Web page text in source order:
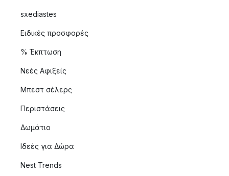
sxediastes
Ειδικές προσφορές
% Έκπτωση
Νεές Αφιξείς
Μπεστ σέλερς
Περιστάσεις
Δωμάτιο
Ιδεές για Δώρα
Nest Trends